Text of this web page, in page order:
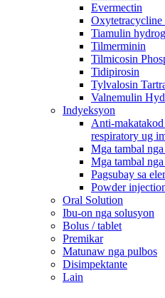
Evermectin
Tiamulin
Tilmerminin
Tilmicosin
Tidipirosin
Tylvalosin
Valnemulin
Indyeksyon
Anti-makatakod
respiratory ug
Mga tambal
Mga tambal
Pagsubay sa
Powder
Oral Solution
Ibu-on nga solusyon
Bolus / tablet
Premikar
Matunaw nga pulbos
Disimpektante
Lain